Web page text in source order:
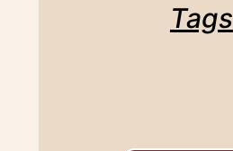
Tags